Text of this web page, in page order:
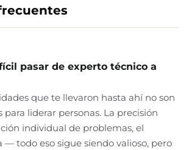
pasar de experto técnico a
que te llevaron hasta ahí no son
para liderar personas. La precisión
individual de problemas, el
— todo eso sigue siendo valioso, pero